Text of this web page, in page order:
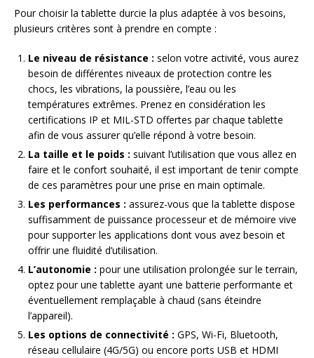
Pour choisir la tablette durcie la plus adaptée à vos besoins,
plusieurs critères sont à prendre en compte :
Le niveau de résistance : selon votre activité, vous aurez
besoin de différentes niveaux de protection contre les
chocs, les vibrations, la poussière, l’eau ou les
températures extrêmes. Prenez en considération les
certifications IP et MIL-STD offertes par chaque tablette
afin de vous assurer qu’elle répond à votre besoin.
La taille et le poids : suivant l’utilisation que vous allez en
faire et le confort souhaité, il est important de tenir compte
de ces paramètres pour une prise en main optimale.
Les performances : assurez-vous que la tablette dispose
suffisamment de puissance processeur et de mémoire vive
pour supporter les applications dont vous avez besoin et
offrir une fluidité d’utilisation.
L’autonomie : pour une utilisation prolongée sur le terrain,
optez pour une tablette ayant une batterie performante et
éventuellement remplaçable à chaud (sans éteindre
l’appareil).
Les options de connectivité : GPS, Wi-Fi, Bluetooth,
réseau cellulaire (4G/5G) ou encore ports USB et HDMI